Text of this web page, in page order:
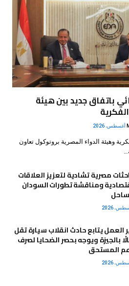
باتفاق جديد بين هيئة
وهيئة الدواء المصرية بروتوكول تعاون
مصرية تشادية لتعزيز العلاقات
ومناقشة تطورات السودان
العمل يتابع حادث انقلاب سيارة تقل
بالجيزة ويوجه بحصر الضحايا لصرف
المستحق